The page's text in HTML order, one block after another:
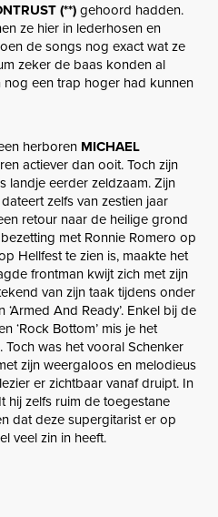
(**) gehoord hadden.
ze hier in lederhosen en
de songs nog exact wat ze
zeker de baas konden al
een trap hoger had kunnen
herboren MICHAEL
actiever dan ooit. Toch zijn
landje eerder zeldzaam. Zijn
zelfs van zestien jaar
retour naar de heilige grond
met Ronnie Romero op
Hellfest te zien is, maakte het
frontman kwijt zich met zijn
van zijn taak tijdens onder
‘Armed And Ready’. Enkel bij de
‘Rock Bottom’ mis je het
was het vooral Schenker
zijn weergaloos en melodieus
er zichtbaar vanaf druipt. In
hij zelfs ruim de toegestane
dat deze supergitarist er op
veel zin in heeft.